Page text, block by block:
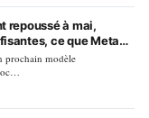
repoussé à mai,
ce que Meta
prochain modèle